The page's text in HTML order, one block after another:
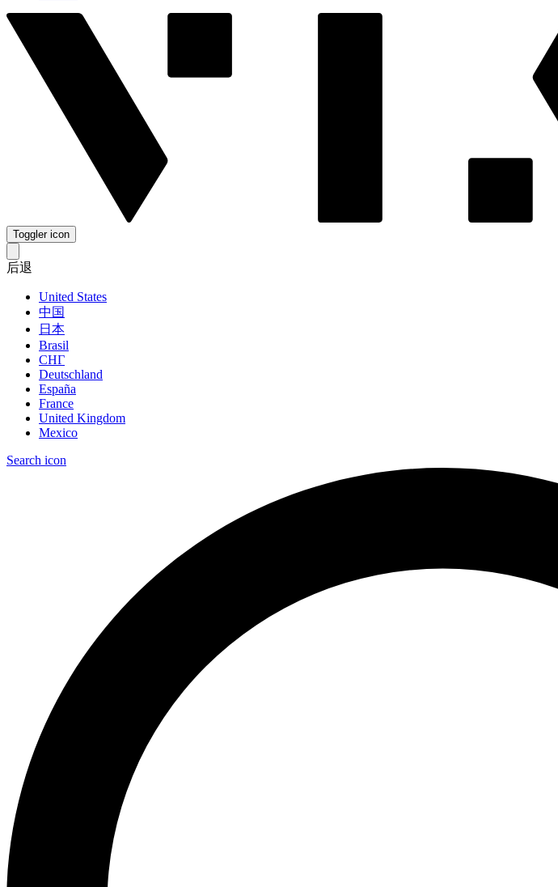
Toggler icon
后退
United States
中国
日本
Brasil
СНГ
Deutschland
España
France
United Kingdom
Mexico
Search icon